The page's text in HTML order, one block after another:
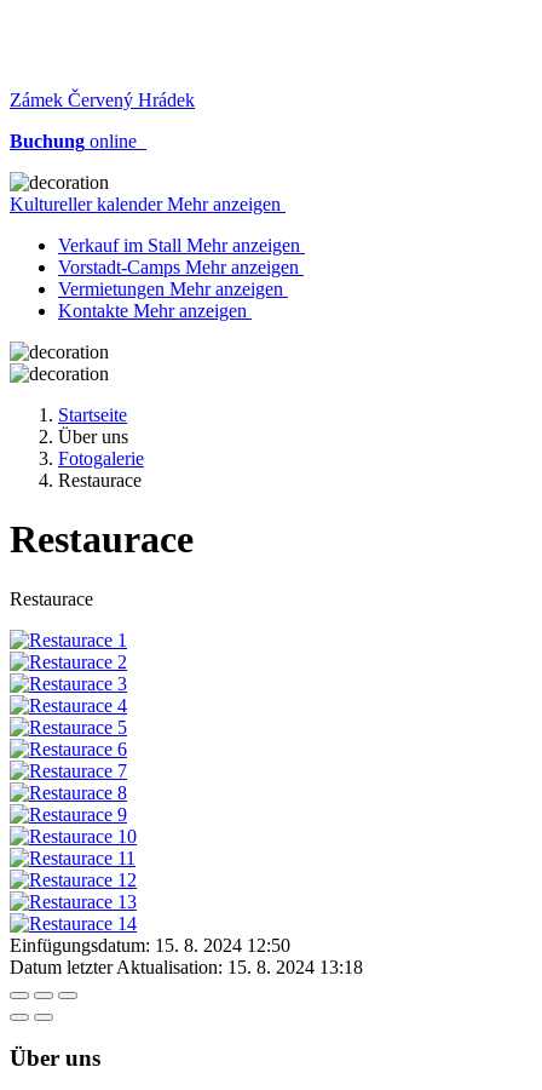
Zámek Červený Hrádek
Buchung online
Kultureller kalender Mehr anzeigen
Verkauf im Stall Mehr anzeigen
Vorstadt-Camps Mehr anzeigen
Vermietungen Mehr anzeigen
Kontakte Mehr anzeigen
Startseite
Über uns
Fotogalerie
Restaurace
Restaurace
Restaurace
Einfügungsdatum: 15. 8. 2024 12:50
Datum letzter Aktualisation: 15. 8. 2024 13:18
Über uns